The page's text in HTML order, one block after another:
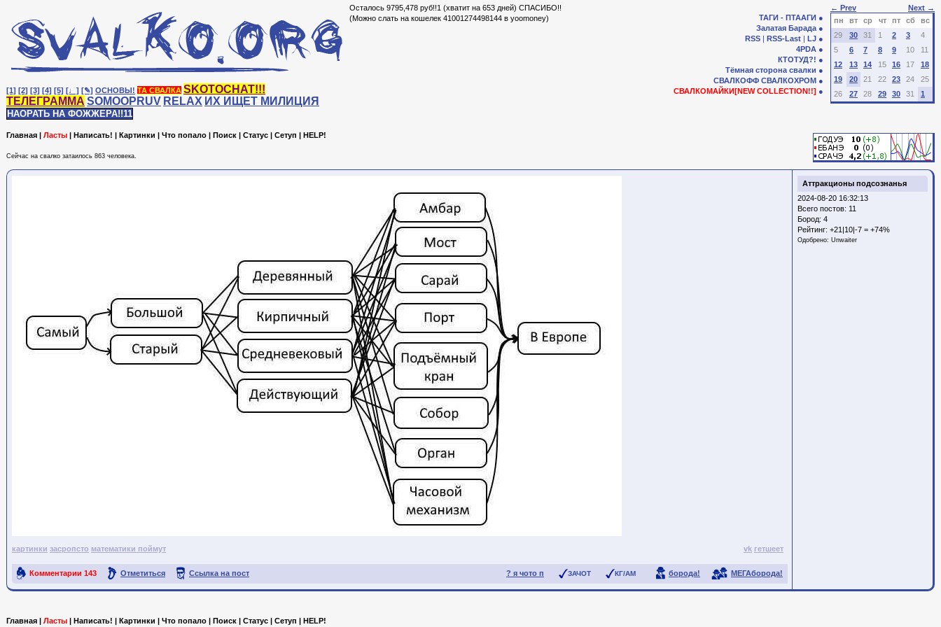
[1] [2] [3] [4] [5] [♩] [✎] ОСНОВЫ! ТА СВАЛКА SKOTOCHAT!!!
ТЕЛЕГРАММА SOMOOPRUV RELAX ИХ ИЩЕТ МИЛИЦИЯ
НАОРАТЬ НА ФОЖЖЕРА!!11
Осталось 9795,478 руб!!1 (хватит на 653 дней) СПАСИБО!!
(Можно слать на кошелек 41001274498144 в yoomoney)
ТАГИ - ПТААГИ
Залатая Барада
RSS | RSS-Last | LJ
4PDA
КТОТУД?!
Тёмная сторона свалки
СВАЛКОФФ СВАЛКОХРОМ
СВАЛКОМАЙКИ[NEW COLLECTION!!]
← Prev
Next →
пн
вт ср чт пт сб
вс
29
30 31 1 2 3
4
5
6 7 8 9 10
11
12
13 14 15 16 17
18
19
20 21 22 23 24
25
26
27 28 29 30 31 1
Главная | Ласты | Написать! | Картинки | Что попало | Поиск | Статус | Сетуп | HELP!
Сейчас на cвалко затаилось 863 человека.
Аттракционы подсознанья
2024-08-20 16:32:13
Всего постов: 11
Бород: 4
Рейтинг: +21|10|-7 = +74%
Одобрено: Unwaiter
картинки засропсто математики поймут vk гетшеет
? я чото п ЗАЧОТ КГ/АМ борода! МЕГАборода!
Комментарии 143 Отметиться Ссылка на пост
Главная | Ласты | Написать! | Картинки | Что попало | Поиск | Статус | Сетуп | HELP!